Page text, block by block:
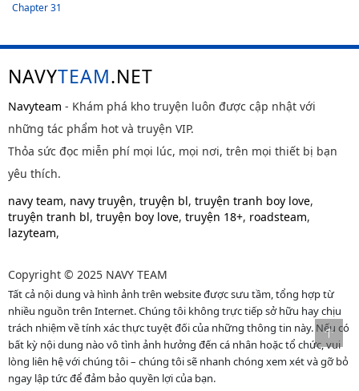
Chapter 31
NAVYTEAM.NET
Navyteam - Khám phá kho truyện luôn được cập nhật với
những tác phẩm hot và truyện VIP.
Thỏa sức đọc miễn phí mọi lúc, mọi nơi, trên mọi thiết bị bạn
yêu thích.
navy team, navy truyện, truyện bl, truyện tranh boy love,
truyện tranh bl, truyện boy love, truyện 18+, roadsteam,
lazyteam,
Copyright © 2025 NAVY TEAM
Tất cả nội dung và hình ảnh trên website được sưu tầm, tổng hợp từ
nhiều nguồn trên Internet. Chúng tôi không trực tiếp sở hữu hay chịu
trách nhiệm về tính xác thực tuyệt đối của những thông tin này. Nếu có
bất kỳ nội dung nào vô tình ảnh hưởng đến cá nhân hoặc tổ chức, vui
lòng liên hệ với chúng tôi – chúng tôi sẽ nhanh chóng xem xét và gỡ bỏ
ngay lập tức để đảm bảo quyền lợi của bạn.